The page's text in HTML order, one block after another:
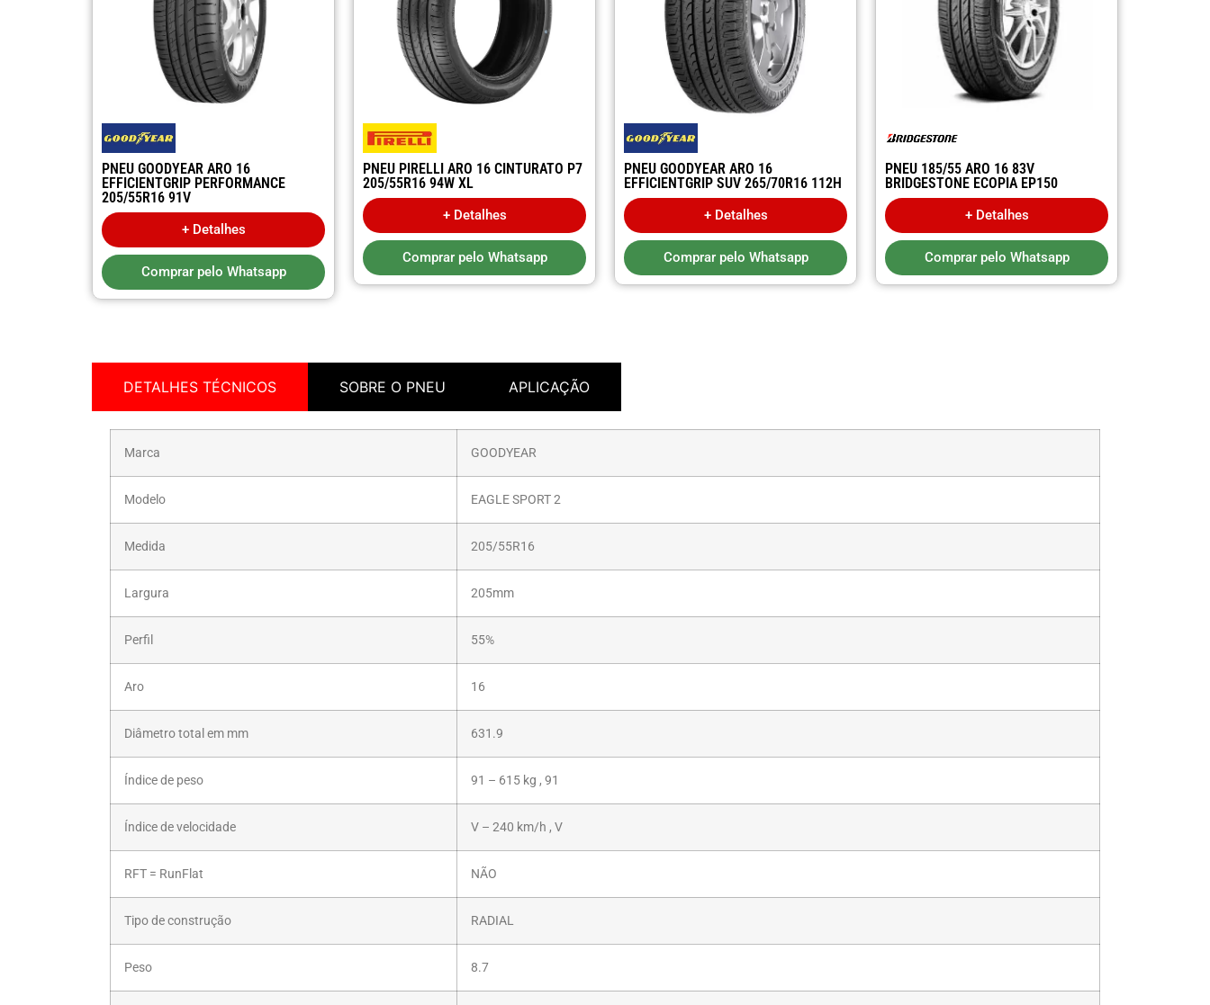
PNEU GOODYEAR ARO 16
EFFICIENTGRIP PERFORMANCE
205/55R16 91V
+ Detalhes
Comprar pelo Whatsapp
PNEU PIRELLI ARO 16 CINTURATO P7
205/55R16 94W XL
+ Detalhes
Comprar pelo Whatsapp
PNEU GOODYEAR ARO 16
EFFICIENTGRIP SUV 265/70R16 112H
+ Detalhes
Comprar pelo Whatsapp
PNEU 185/55 ARO 16 83V
BRIDGESTONE ECOPIA EP150
+ Detalhes
Comprar pelo Whatsapp
DETALHES TÉCNICOS SOBRE O PNEU APLICAÇÃO
Marca GOODYEAR
Modelo EAGLE SPORT 2
Medida 205/55R16
Largura 205mm
Perfil 55%
Aro 16
Diâmetro total em mm 631.9
Índice de peso 91 – 615 kg , 91
Índice de velocidade V – 240 km/h , V
RFT = RunFlat NÃO
Tipo de construção RADIAL
Peso 8.7